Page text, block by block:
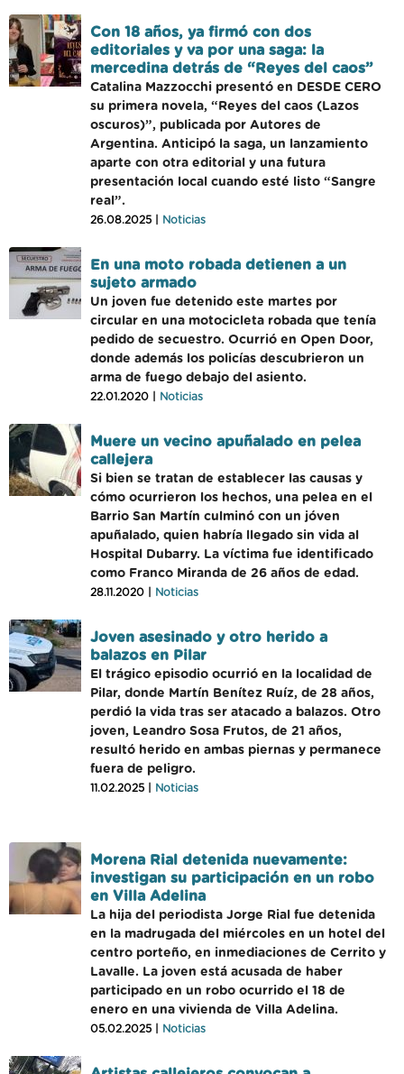
Con 18 años, ya firmó con dos
editoriales y va por una saga: la
mercedina detrás de “Reyes del caos”
Catalina Mazzocchi presentó en DESDE CERO
su primera novela, “Reyes del caos (Lazos
oscuros)”, publicada por Autores de
Argentina. Anticipó la saga, un lanzamiento
aparte con otra editorial y una futura
presentación local cuando esté listo “Sangre
real”.
26.08.2025 | Noticias
En una moto robada detienen a un
sujeto armado
Un joven fue detenido este martes por
circular en una motocicleta robada que tenía
pedido de secuestro. Ocurrió en Open Door,
donde además los policías descubrieron un
arma de fuego debajo del asiento.
22.01.2020 | Noticias
Muere un vecino apuñalado en pelea
callejera
Si bien se tratan de establecer las causas y
cómo ocurrieron los hechos, una pelea en el
Barrio San Martín culminó con un jóven
apuñalado, quien habría llegado sin vida al
Hospital Dubarry. La víctima fue identificado
como Franco Miranda de 26 años de edad.
28.11.2020 | Noticias
Joven asesinado y otro herido a
balazos en Pilar
El trágico episodio ocurrió en la localidad de
Pilar, donde Martín Benítez Ruíz, de 28 años,
perdió la vida tras ser atacado a balazos. Otro
joven, Leandro Sosa Frutos, de 21 años,
resultó herido en ambas piernas y permanece
fuera de peligro.
11.02.2025 | Noticias
Morena Rial detenida nuevamente:
investigan su participación en un robo
en Villa Adelina
La hija del periodista Jorge Rial fue detenida
en la madrugada del miércoles en un hotel del
centro porteño, en inmediaciones de Cerrito y
Lavalle. La joven está acusada de haber
participado en un robo ocurrido el 18 de
enero en una vivienda de Villa Adelina.
05.02.2025 | Noticias